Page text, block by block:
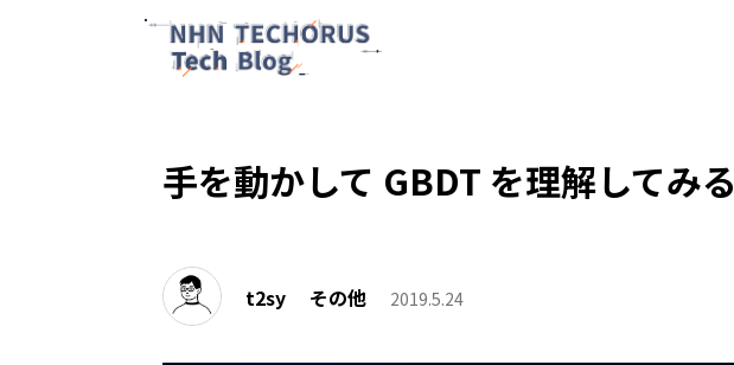
手を動かして GBDT を理解してみる
t2sy その他 2019.5.24